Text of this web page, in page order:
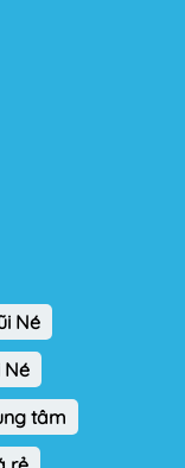
Né
Né
tâm